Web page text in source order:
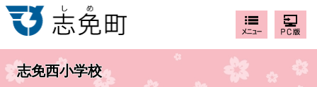
志免西小学校